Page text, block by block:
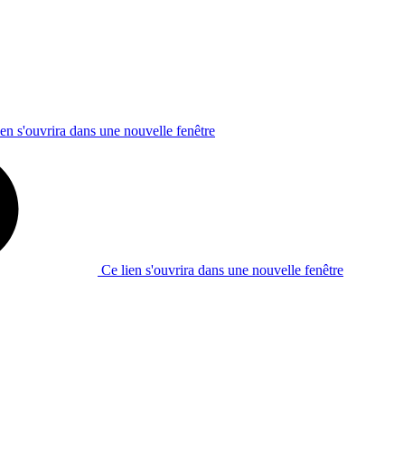
s'ouvrira dans une nouvelle fenêtre
Ce lien s'ouvrira dans une nouvelle fenêtre